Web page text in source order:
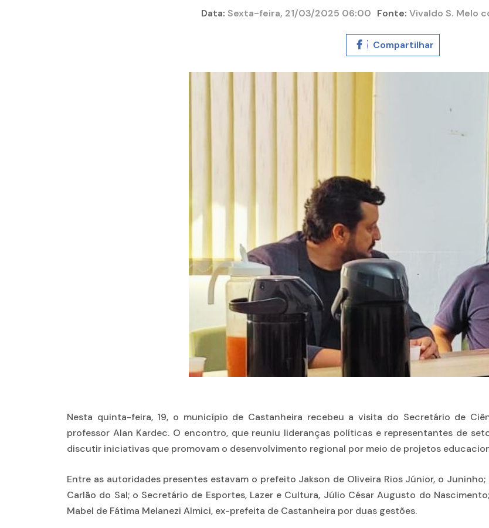
Data: Sexta-feira, 21/03/2025 06:00 Fonte: Vivaldo S. Melo
Compartilhar
Nesta quinta-feira, 19, o município de Castanheira recebeu a visita do Secretário de
professor Alan Kardec. O encontro, que reuniu lideranças políticas e representantes de
discutir iniciativas que promovam o desenvolvimento regional por meio de projetos
Entre as autoridades presentes estavam o prefeito Jakson de Oliveira Rios Júnior, o
Carlão do Sal; o Secretário de Esportes, Lazer e Cultura, Júlio César Augusto do
Mabel de Fátima Melanezi Almici, ex-prefeita de Castanheira por duas gestões.